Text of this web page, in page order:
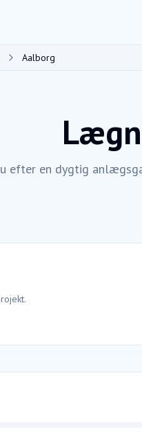
Aalborg
efter en dygtig